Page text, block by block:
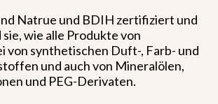
Natrue und BDIH zertifiziert und
wie alle Produkte von
von synthetischen Duft-, Farb- und
und auch von Mineralölen,
und PEG-Derivaten.